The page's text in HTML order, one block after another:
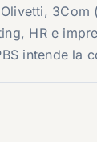
HR e
intende la